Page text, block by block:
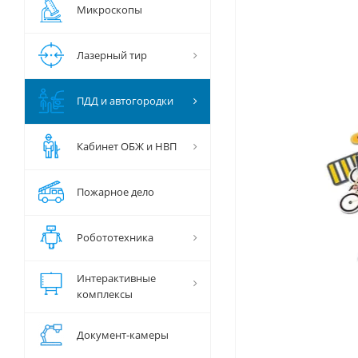
Микроскопы
Лазерный тир
ПДД и автогородки
Кабинет ОБЖ и НВП
Пожарное дело
Робототехника
Интерактивные
комплексы
Документ-камеры